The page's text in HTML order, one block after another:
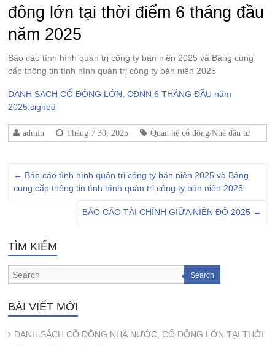
đông lớn tại thời điểm 6 tháng đầu
năm 2025
Báo cáo tình hình quản trị công ty bán niên 2025 và Bảng cung
cấp thông tin tình hình quản trị công ty bán niên 2025
DANH SACH CỔ ĐÔNG LỚN, CĐNN 6 THÁNG ĐẦU năm
2025.signed
admin Tháng 7 30, 2025 Quan hệ cổ đông/Nhà đầu tư
← Báo cáo tình hình quản trị công ty bán niên 2025 và Bảng
cung cấp thông tin tình hình quản trị công ty bán niên 2025
BÁO CÁO TÀI CHÍNH GIỮA NIÊN ĐỘ 2025 →
TÌM KIẾM
Search
BÀI VIẾT MỚI
DANH SÁCH CỔ ĐÔNG NHÀ NƯỚC, CỔ ĐÔNG LỚN TẠI THỜI